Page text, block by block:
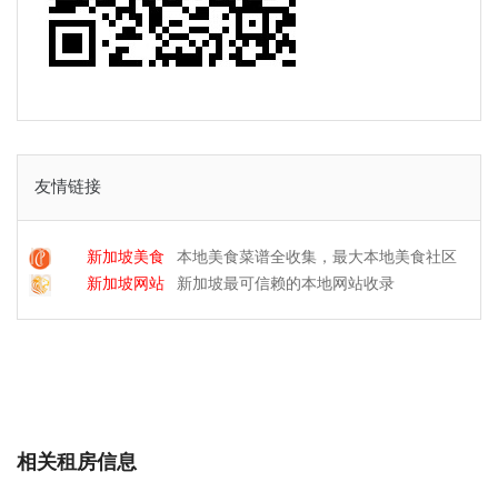
友情链接
新加坡美食
本地美食菜谱全收集，最大本地美食社区
新加坡网站
新加坡最可信赖的本地网站收录
相关租房信息